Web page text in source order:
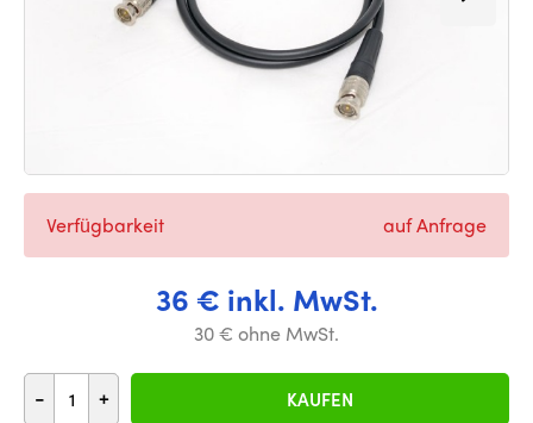
36 € inkl. MwSt.
30 € ohne MwSt.
- + KAUFEN
Verfügbarkeit auf Anfrage